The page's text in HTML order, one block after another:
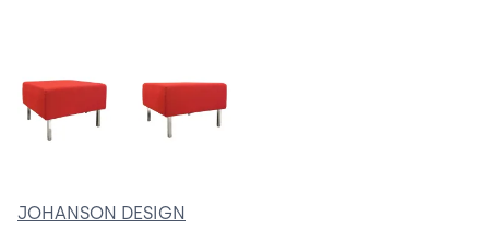
qKr4LOyychi1.webp
JOHANSON DESIGN